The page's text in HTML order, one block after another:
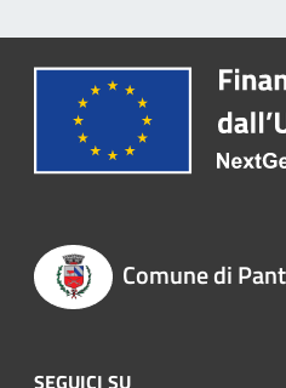
Comune di
SEGUICI SU